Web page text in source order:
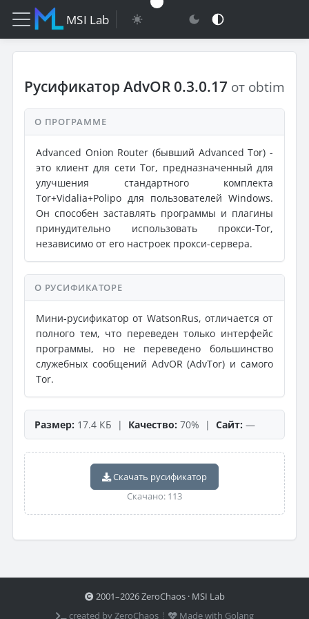
MSI Lab
Русификатор AdvOR 0.3.0.17 от obtim
О ПРОГРАММЕ
Advanced Onion Router (бывший Advanced Tor) -
это клиент для сети Tor, предназначенный для
улучшения стандартного комплекта
Tor+Vidalia+Polipo для пользователей Windows.
Он способен заставлять программы и плагины
принудительно использовать прокси-Tor,
независимо от его настроек прокси-сервера.
О РУСИФИКАТОРЕ
Мини-русификатор от WatsonRus, отличается от
полного тем, что переведен только интерфейс
программы, но не переведено большинство
служебных сообщений AdvOR (AdvTor) и самого
Tor.
Размер: 17.4 КБ | Качество: 70% | Сайт: —
Скачать русификатор
Скачано: 113
2001–2026 ZeroChaos · MSI Lab
created by ZeroChaos ⦙
Made with Golang